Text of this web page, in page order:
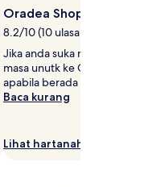
Oradea Shopping City
8.2/10 (10 ulasan)
Jika anda suka membeli-
masa unutk ke Oradea
apabila berada di Oradea.
Baca kurang
Lihat hartanah